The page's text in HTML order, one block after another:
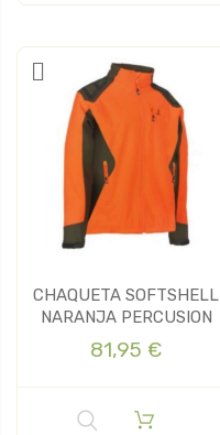
CHAQUETA SOFTSHELL
NARANJA PERCUSION
81,95 €